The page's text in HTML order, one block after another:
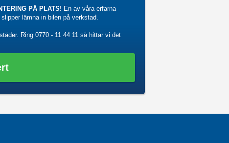
PÅ PLATS! En av våra erfarna
lämna in bilen på verkstad.
Ring 0770 - 11 44 11 så hittar vi det